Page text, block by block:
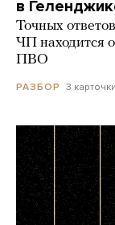
в
Точных
ЧП находится
ПВО
РАЗБОР 3 карточки